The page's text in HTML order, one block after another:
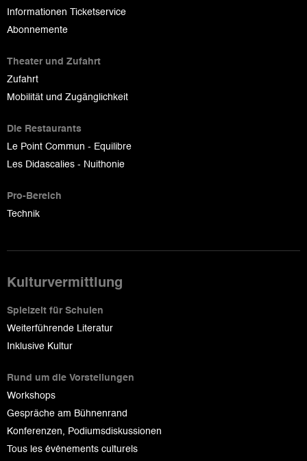
Informationen Ticketservice
Abonnemente
Theater und Zufahrt
Zufahrt
Mobilität und Zugänglichkeit
Die Restaurants
Le Point Commun - Equilibre
Les Didascalies - Nuithonie
Pro-Bereich
Technik
Kulturvermittlung
Spielzeit für Schulen
Weiterführende Literatur
Inklusive Kultur
Rund um die Vorstellungen
Workshops
Gespräche am Bühnenrand
Konferenzen, Podiumsdiskussionen
Tous les événements culturels